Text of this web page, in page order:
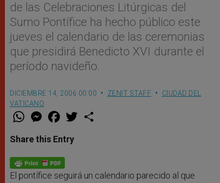
de las Celebraciones Litúrgicas del
Sumo Pontífice ha hecho público este
jueves el calendario de las ceremonias
que presidirá Benedicto XVI durante el
período navideño.
DICIEMBRE 14, 2006 00:00 ZENIT STAFF
CIUDAD DEL
VATICANO
W
t
s
p
p
M
e
s
e
g
e
r
F
a
e
b
o
k
w
Share this Entry
El pontífice seguirá un calendario parecido al que